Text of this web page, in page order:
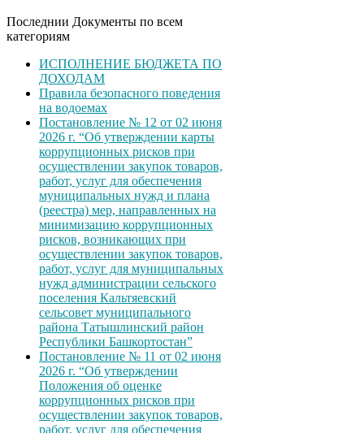
Последнии Документы по всем
категориям
ИСПОЛНЕНИЕ БЮДЖЕТА ПО
ДОХОДАМ
Правила безопасного поведения
на водоемах
Постановление № 12 от 02 июня
2026 г. “Об утверждении карты
коррупционных рисков при
осуществлении закупок товаров,
работ, услуг для обеспечения
муниципальных нужд и плана
(реестра) мер, направленных на
минимизацию коррупционных
рисков, возникающих при
осуществлении закупок товаров,
работ, услуг для муниципальных
нужд администрации сельского
поселения Кальтяевский
сельсовет муниципального
района Татышлинский район
Республики Башкортостан”
Постановление № 11 от 02 июня
2026 г. “Об утверждении
Положения об оценке
коррупционных рисков при
осуществлении закупок товаров,
работ, услуг для обеспечения